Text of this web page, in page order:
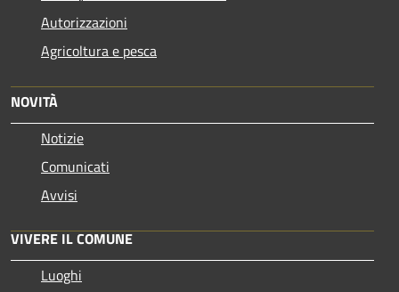
Autorizzazioni
Agricoltura e pesca
NOVITÀ
Notizie
Comunicati
Avvisi
VIVERE IL COMUNE
Luoghi